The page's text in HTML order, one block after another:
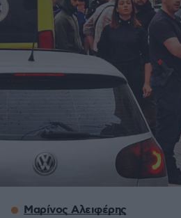
Μαρίνος Αλειφέρης